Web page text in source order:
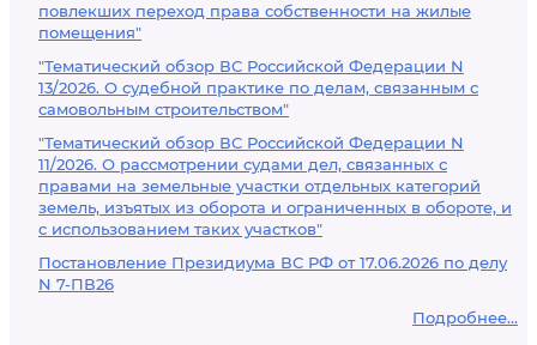
повлекших переход права собственности на жилые
помещения"
"Тематический обзор ВС Российской Федерации N
13/2026. О судебной практике по делам, связанным с
самовольным строительством"
"Тематический обзор ВС Российской Федерации N
11/2026. О рассмотрении судами дел, связанных с
правами на земельные участки отдельных категорий
земель, изъятых из оборота и ограниченных в обороте, и
с использованием таких участков"
Постановление Президиума ВС РФ от 17.06.2026 по делу
N 7-ПВ26
Подробнее...